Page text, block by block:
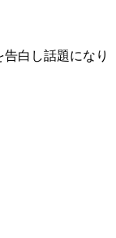
白し話題になり